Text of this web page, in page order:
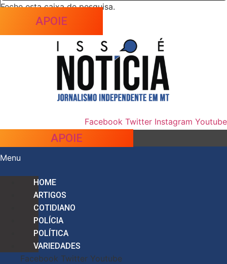
Feche esta caixa de pesquisa.
APOIE
Facebook Twitter Instagram Youtube
APOIE
Menu
HOME
ARTIGOS
COTIDIANO
POLÍCIA
POLÍTICA
VARIEDADES
Facebook Twitter Youtube